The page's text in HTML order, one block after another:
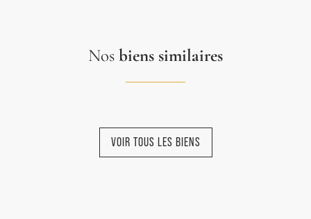
Nos biens similaires
VOIR TOUS LES BIENS